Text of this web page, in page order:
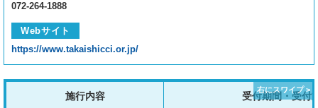
072-264-1888
Webサイト
https://www.takaishicci.or.jp/
施行内容 受付期間・受付